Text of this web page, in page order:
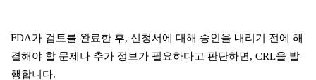
FDA가 검토를 완료한 후, 신청서에 대해 승인을 내리기 전에 해
결해야 할 문제나 추가 정보가 필요하다고 판단하면, CRL을 발
행합니다.